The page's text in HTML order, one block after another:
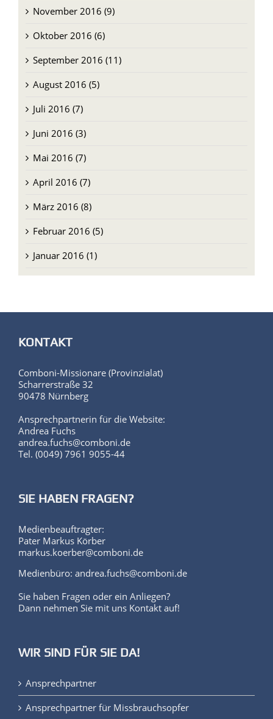
Dezember 2016 (9)
November 2016 (9)
Oktober 2016 (6)
September 2016 (11)
August 2016 (5)
Juli 2016 (7)
Juni 2016 (3)
Mai 2016 (7)
April 2016 (7)
März 2016 (8)
Februar 2016 (5)
Januar 2016 (1)
Comboni-Missionare (Provinzialat)
Scharrerstraße 32
90478 Nürnberg
Ansprechpartnerin für die Website:
Andrea Fuchs
andrea.fuchs@comboni.de
Medienbeauftragter:
markus.koerber@comboni.de
Medienbüro: andrea.fuchs@comboni.de
Ansprechpartner